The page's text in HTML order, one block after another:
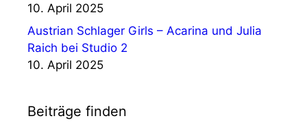
10. April 2025
Austrian Schlager Girls – Acarina und Julia
Raich bei Studio 2
10. April 2025
Beiträge finden